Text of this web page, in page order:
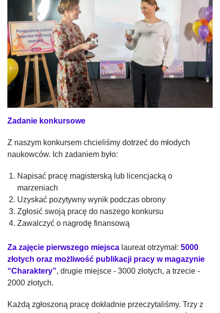
Zadanie konkursowe
Z naszym konkursem chcieliśmy dotrzeć do młodych
naukowców. Ich zadaniem było:
Napisać pracę magisterską lub licencjacką o
marzeniach
Uzyskać pozytywny wynik podczas obrony
Zgłosić swoją pracę do naszego konkursu
Zawalczyć o nagrodę finansową
Za zajęcie pierwszego miejsca laureat otrzymał: 5000
złotych oraz możliwość publikacji pracy w magazynie
“Charaktery”, drugie miejsce - 3000 złotych, a trzecie -
2000 złotych.
Każdą zgłoszoną pracę dokładnie przeczytaliśmy. Trzy z